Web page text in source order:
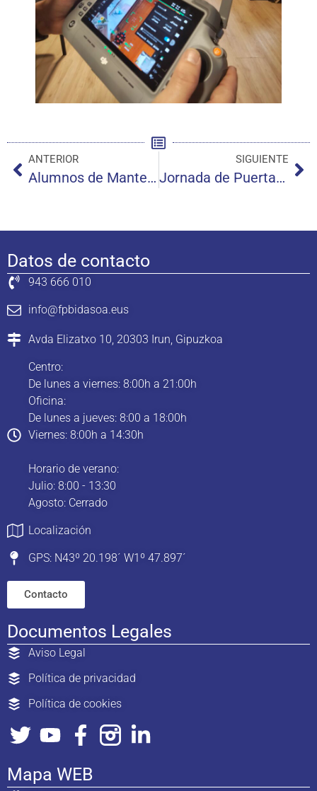
ANTERIOR
Alumnos de Mantenimiento Electrónico en Kutxaespacio
SIGUIENTE
Jornada de Puertas Abiertas
Datos de contacto
943 666 010
info@fpbidasoa.eus
Avda Elizatxo 10, 20303 Irun, Gipuzkoa
Centro:
De lunes a viernes: 8:00h a 21:00h
Oficina:
De lunes a jueves: 8:00 a 18:00h
Viernes: 8:00h a 14:30h
Horario de verano:
Julio: 8:00 - 13:30
Agosto: Cerrado
Localización
GPS: N43º 20.198´ W1º 47.897´
Contacto
Documentos Legales
Aviso Legal
Política de privacidad
Política de cookies
Mapa WEB